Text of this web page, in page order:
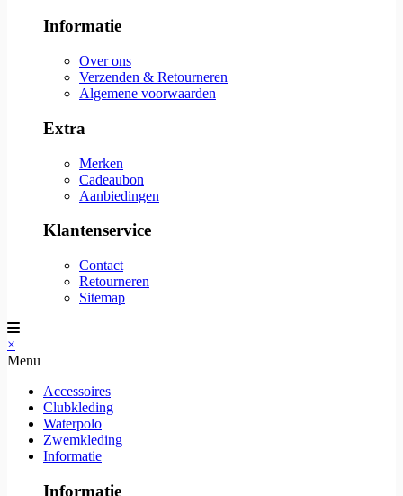
Informatie
Over ons
Verzenden & Retourneren
Algemene voorwaarden
Extra
Merken
Cadeaubon
Aanbiedingen
Klantenservice
Contact
Retourneren
Sitemap
×
Menu
Accessoires
Clubkleding
Waterpolo
Zwemkleding
Informatie
Informatie